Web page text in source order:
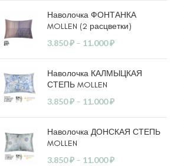
Наволочка ФОНТАНКА
MOLLEN (2 расцветки)
3.850₽ – 11.000₽
Наволочка КАЛМЫЦКАЯ
СТЕПЬ MOLLEN
3.850₽ – 11.000₽
Наволочка ДОНСКАЯ СТЕПЬ
MOLLEN
3.850₽ – 11.000₽